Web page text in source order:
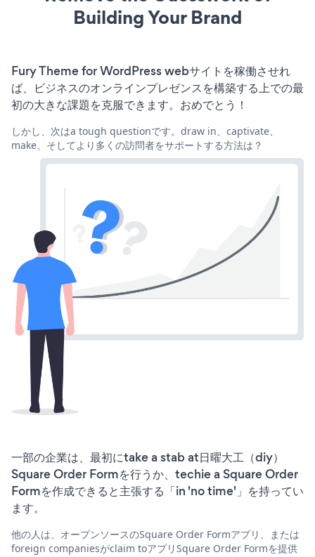
Building Your Brand
Fury Theme for WordPress webサイトを稼働させれ
ば、ビジネスのオンラインプレゼンスを構築する上での最
初の大きな課題を克服できます。おめでとう！
しかし、次はa tough questionです。draw in、captivate、
make、そしてより多くの訪問者をサポートする方法は？
一部の企業は、最初にtake a stab at日曜大工（diy）
Square Order Formを行うか、techie a Square Order
Formを作成できると主張する「in 'no time'」を持ってい
ます。
他の人は、オープンソースのSquare Order Formアプリ、または
foreign companiesがclaim toアプリSquare Order Formを提供